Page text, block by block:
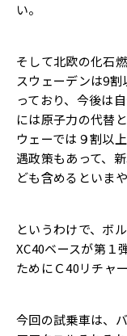
い。
そして北欧の化石
スウェーデンは9
っており、今後は
には原子力の代替
ウェーでは９割以
遇政策もあって、
ども含めるといま
というわけで、ボ
XC40ベースが第１
ためにＣ40リチャ
今回の試乗車は、